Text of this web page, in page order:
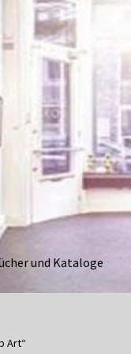
und Kataloge
Art“